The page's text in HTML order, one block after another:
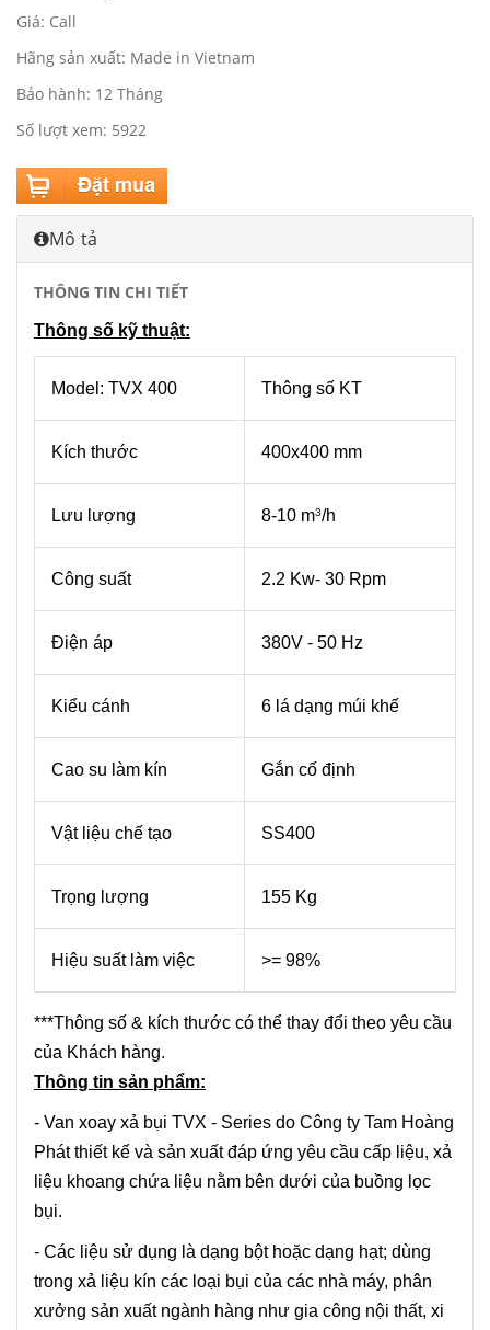
Giá: Call
Hãng sản xuất: Made in Vietnam
Bảo hành: 12 Tháng
Số lượt xem: 5922
Mô tả
THÔNG TIN CHI TIẾT
Thông số kỹ thuật:
Model: TVX 400 Thông số KT
Kích thước 400x400 mm
Lưu lượng 8-10 m3/h
Công suất 2.2 Kw- 30 Rpm
Điện áp 380V - 50 Hz
Kiểu cánh 6 lá dạng múi khế
Cao su làm kín Gắn cố định
Vật liệu chế tạo SS400
Trọng lượng 155 Kg
Hiệu suất làm việc >= 98%
***Thông số & kích thước có thể thay đổi theo yêu cầu
của Khách hàng.
Thông tin sản phẩm:
- Van xoay xả bụi TVX - Series do Công ty Tam Hoàng
Phát thiết kế và sản xuất đáp ứng yêu cầu cấp liệu, xả
liệu khoang chứa liệu nằm bên dưới của buồng lọc
bụi.
- Các liệu sử dụng là dạng bột hoặc dạng hạt; dùng
trong xả liệu kín các loại bụi của các nhà máy, phân
xưởng sản xuất ngành hàng như gia công nội thất, xi